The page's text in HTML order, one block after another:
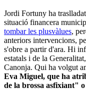
Jordi Fortuny ha
situació financera
tombar les plusvàlues,
anteriors intervencions,
s'obre a partir d'ara. Hi
estatals i de la
Canonja. Qui ha volgut
Eva Miguel, que ha
de la brossa asfixiant"